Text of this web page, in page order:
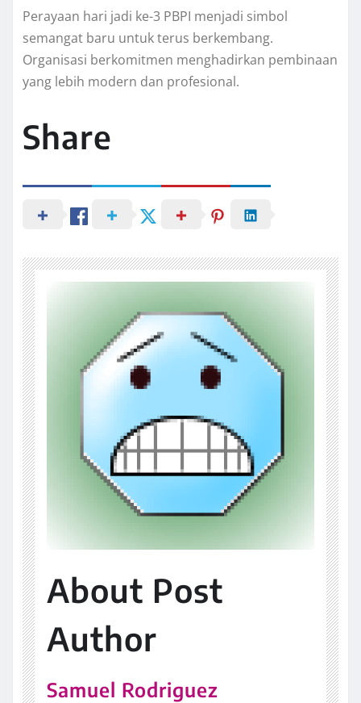
Perayaan hari jadi ke-3 PBPI menjadi simbol
semangat baru untuk terus berkembang.
Organisasi berkomitmen menghadirkan pembinaan
yang lebih modern dan profesional.
Share
About Post
Author
Samuel Rodriguez